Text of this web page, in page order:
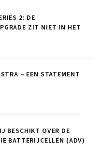
2: DE
ZIT NIET IN HET
– EEN STATEMENT
BESCHIKT OVER DE
BATTERIJCELLEN (ADV)